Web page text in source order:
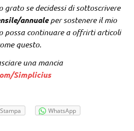
se decidessi di sottoscrivere
annualeper sostenere il mio
possa continuare a offrirti articoli
questo.
una mancia
Simplicius
Stampa
WhatsApp